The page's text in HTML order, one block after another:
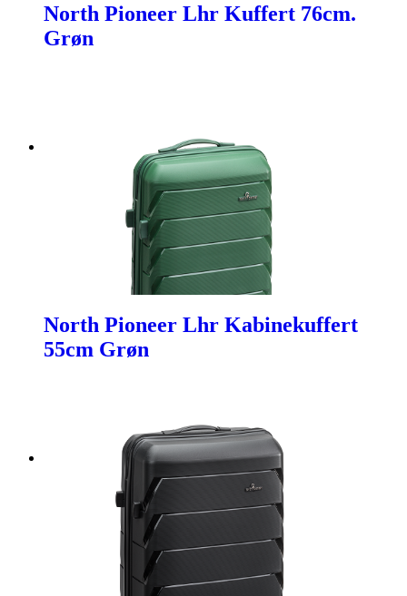
North Pioneer Lhr Kuffert 76cm.
Grøn
North Pioneer Lhr Kabinekuffert
55cm Grøn